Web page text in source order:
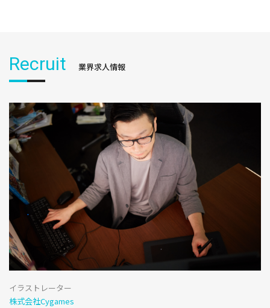
Recruit 業界求人情報
イラストレーター
株式会社Cygames